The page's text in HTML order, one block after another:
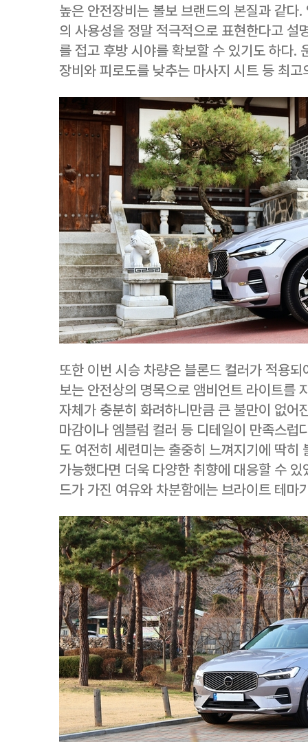
높은 안전장비는 볼보 브랜드의 본질과 같
의 사용성을 정말 적극적으로 표현한다고
를 접고 후방 시야를 확보할 수 있기도 하다.
장비와 피로도를 낮추는 마사지 시트 등 최
또한 이번 시승 차량은 블론드 컬러가 적용
보는 안전상의 명목으로 앰비언트 라이트를
자체가 충분히 화려하니만큼 큰 불만이 없어
마감이나 엠블럼 컬러 등 디테일이 만족스럽
도 여전히 세련미는 출중히 느껴지기에 딱히
가능했다면 더욱 다양한 취향에 대응할 수
드가 가진 여유와 차분함에는 브라이트 테마